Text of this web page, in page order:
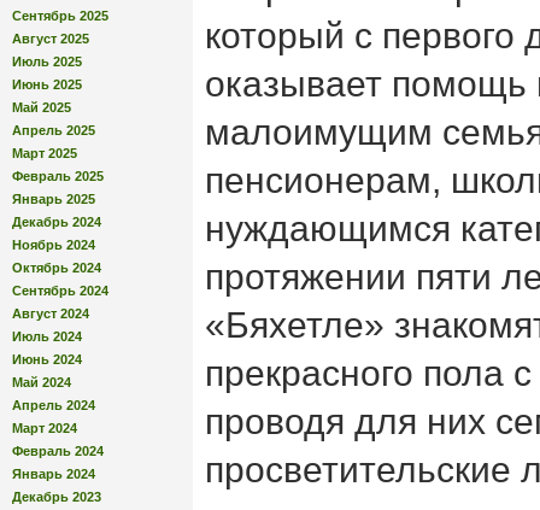
Сентябрь 2025
Август 2025
Июль 2025
Июнь 2025
Май 2025
Апрель 2025
Март 2025
Февраль 2025
Январь 2025
Декабрь 2024
Ноябрь 2024
Октябрь 2024
Сентябрь 2024
Август 2024
Июль 2024
Июнь 2024
Май 2024
Апрель 2024
Март 2024
Февраль 2024
Январь 2024
Декабрь 2023
который с первого
оказывает помощь
малоимущим
пенсионерам,
нуждающимся
протяжении пяти
«Бяхетле»
прекрасного пола
проводя для них
просветительские